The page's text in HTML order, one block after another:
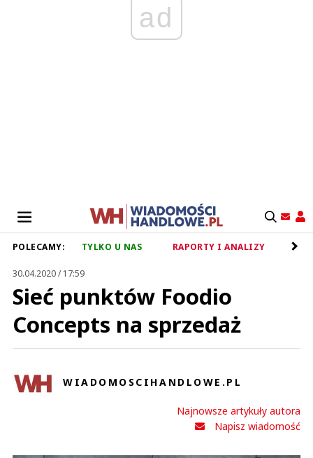
ad
POLECAMY: TYLKO U NAS RAPORTY I ANALIZY
30.04.2020 / 17:59
Sieć punktów Foodio
Concepts na sprzedaż
WIADOMOSCIHANDLOWE.PL
Najnowsze artykuły autora
Napisz wiadomość